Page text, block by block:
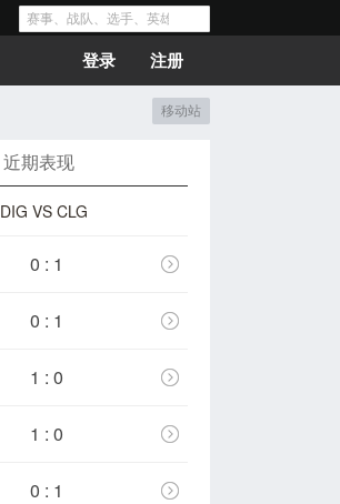
登录 注册
移动站
近期表现
DIG VS CLG
0 : 1
0 : 1
1 : 0
1 : 0
0 : 1